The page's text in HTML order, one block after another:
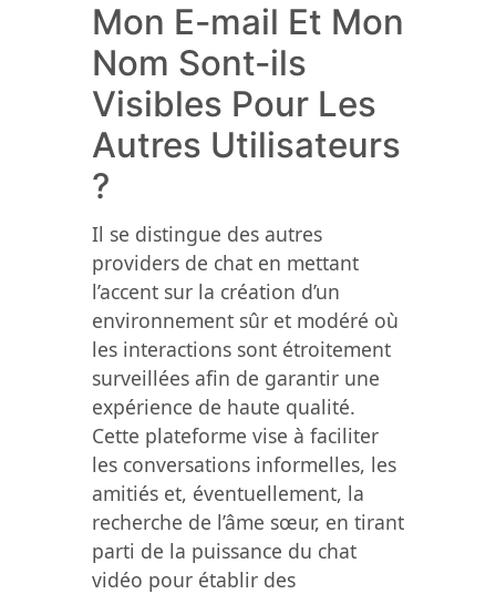
Mon E-mail Et Mon
Nom Sont-ils
Visibles Pour Les
Autres Utilisateurs
?
Il se distingue des autres
providers de chat en mettant
l’accent sur la création d’un
environnement sûr et modéré où
les interactions sont étroitement
surveillées afin de garantir une
expérience de haute qualité.
Cette plateforme vise à faciliter
les conversations informelles, les
amitiés et, éventuellement, la
recherche de l’âme sœur, en tirant
parti de la puissance du chat
vidéo pour établir des